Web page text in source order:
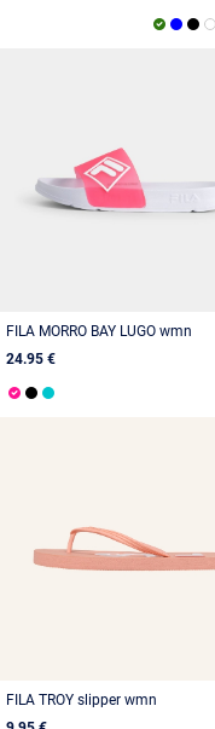
FILA MORRO BAY LUGO wmn
24.95 €
FILA TROY slipper wmn